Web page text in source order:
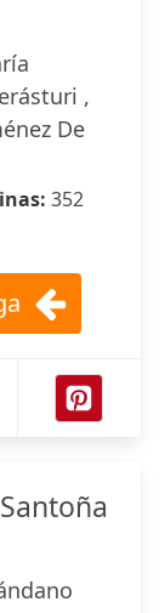
,
De
352